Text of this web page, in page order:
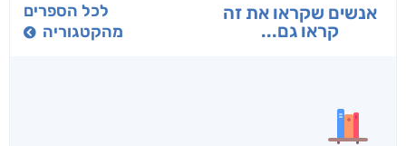
אנשים שקראו את זה
קראו גם...
לכל הספרים
מהקטגוריה